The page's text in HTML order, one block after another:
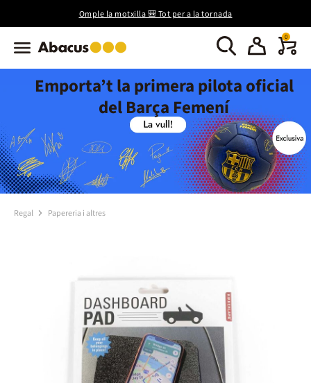
Omple la motxilla 🎒 Tot per a la tornada
0
Emporta’t la primera pilota oficial
del Barça Femení
Regal Papereria i altres